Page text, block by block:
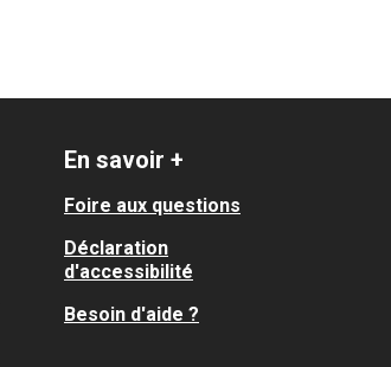
En savoir +
Foire aux questions
Déclaration
d'accessibilité
Besoin d'aide ?